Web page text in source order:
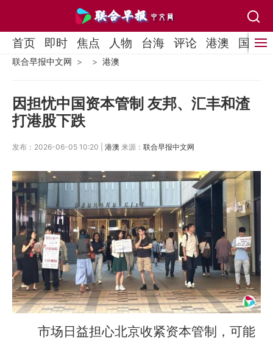
首页 即时 焦点 人物 台海 评论 港澳 国际
联合早报中文网 港澳
因担忧中国资本管制 友邦、汇丰和渣
打港股下跌
发布：2026-06-05 10:20 | 港澳 来源： 联合早报中文网
市场日益担心北京收紧资本管制，可能